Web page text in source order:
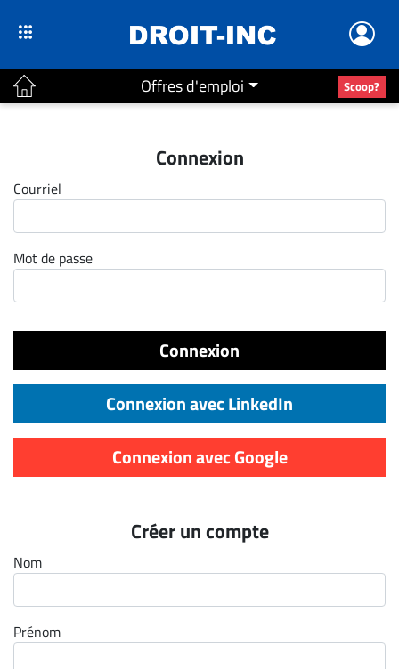
Offres d'emploi Scoop?
En
Nominations
Bureaux
Conseillers
Carrière
CARRIÈRE
ET
ET
JURISTES
Offres
Connexion
Courriel
Mot de passe
Connexion
Connexion avec LinkedIn
Connexion avec Google
Créer un compte
Nom
Prénom